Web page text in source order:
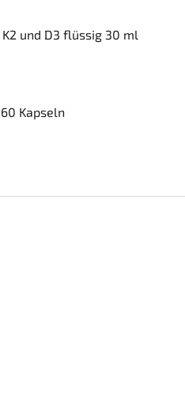
K2 und D3 flüssig 30 ml
Kapseln